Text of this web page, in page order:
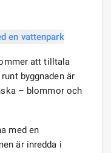
att tilltala
byggnaden är
– blommor och
med en
är inredda i